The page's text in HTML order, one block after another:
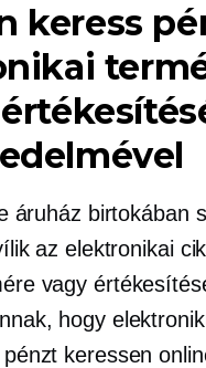
keress
áruház birtokában
az elektronikai
vagy
hogy
keressen